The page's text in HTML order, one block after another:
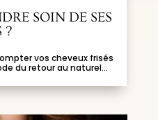
SOIN DE SES
?
vos cheveux frisés
du retour au naturel...